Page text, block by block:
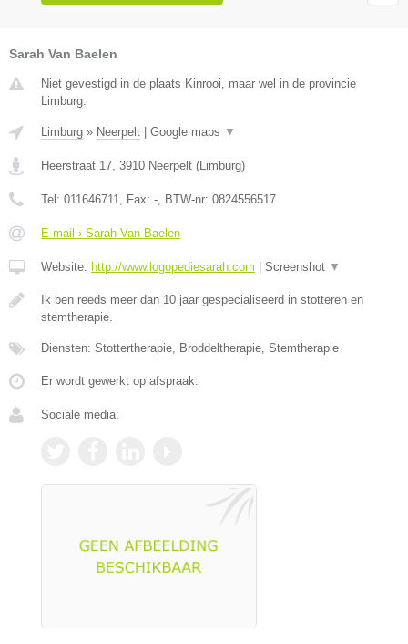
Sarah Van Baelen
Niet gevestigd in de plaats Kinrooi, maar wel in de provincie
Limburg.
Limburg » Neerpelt Google maps ▼
Heerstraat 17 3910 Neerpelt ( Limburg)
Tel: 011646711 , Fax: - , BTW-nr: 0824556517
E-mail › Sarah Van Baelen
Website: http://www.logopediesarah.com Screenshot ▼
Ik ben reeds meer dan 10 jaar gespecialiseerd in stotteren en
stemtherapie.
Diensten: Stottertherapie, Broddeltherapie, Stemtherapie
Er wordt gewerkt op afspraak.
Sociale media: